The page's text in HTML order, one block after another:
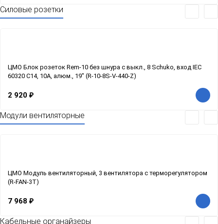
Силовые розетки
ЦМО Блок розеток Rem-10 без шнура с выкл., 8 Schuko, вход IEC
60320 C14, 10A, алюм., 19" (R-10-8S-V-440-Z)
2 920 ₽
Модули вентиляторные
ЦМО Модуль вентиляторный, 3 вентилятора с терморегулятором
(R-FAN-3T)
7 968 ₽
Кабельные органайзеры